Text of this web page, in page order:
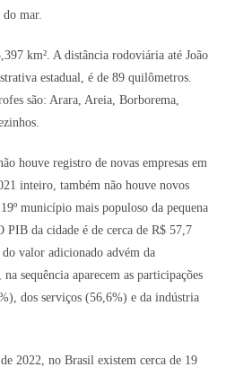
mar.
km². A distância rodoviária até João
estadual, é de 89 quilômetros.
são: Arara, Areia, Borborema,
houve registro de novas empresas em
inteiro, também não houve novos
município mais populoso da pequena
PIB da cidade é de cerca de R$ 57,7
valor adicionado advém da
sequência aparecem as participações
dos serviços (56,6%) e da indústria
2022, no Brasil existem cerca de 19